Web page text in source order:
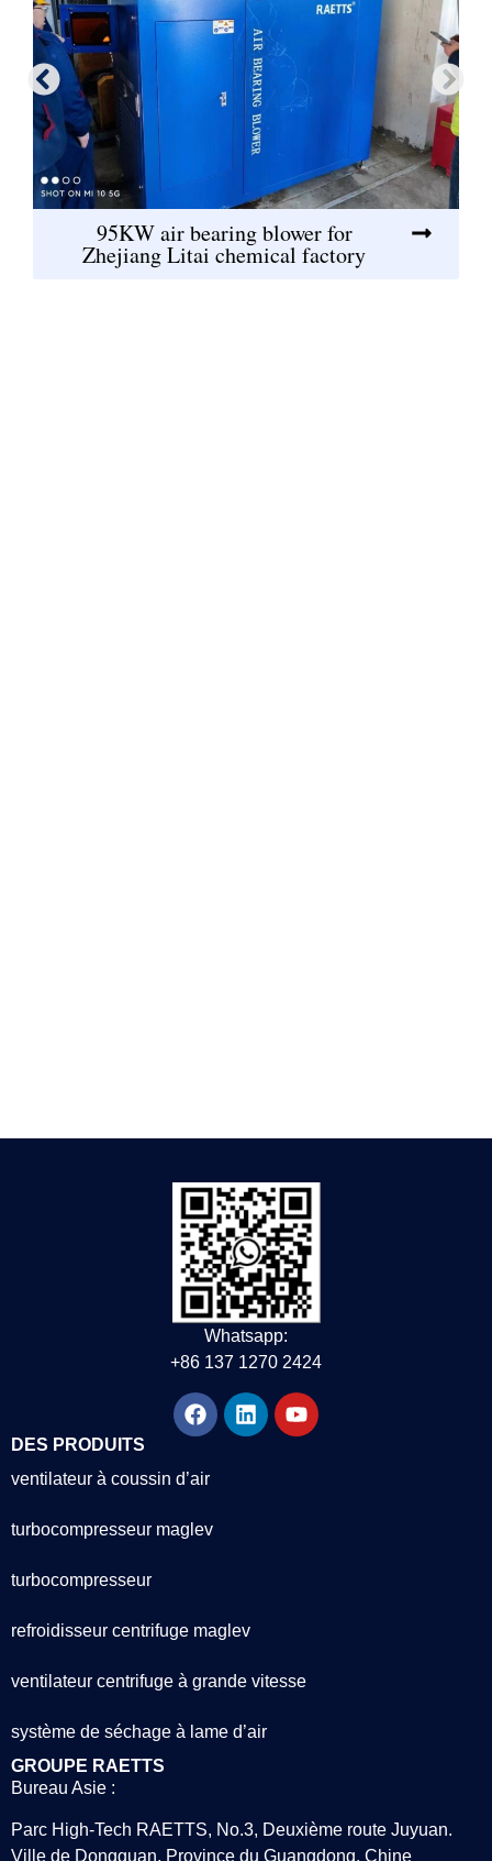
95KW air bearing blower for
Zhejiang Litai chemical factory
Whatsapp:
+86 137 1270 2424
DES PRODUITS
ventilateur à coussin d’air
turbocompresseur maglev
turbocompresseur
refroidisseur centrifuge maglev
ventilateur centrifuge à grande vitesse
système de séchage à lame d’air
GROUPE RAETTS
Bureau Asie :
Parc High-Tech RAETTS, No.3, Deuxième route Juyuan.
Ville de Dongguan, Province du Guangdong, Chine